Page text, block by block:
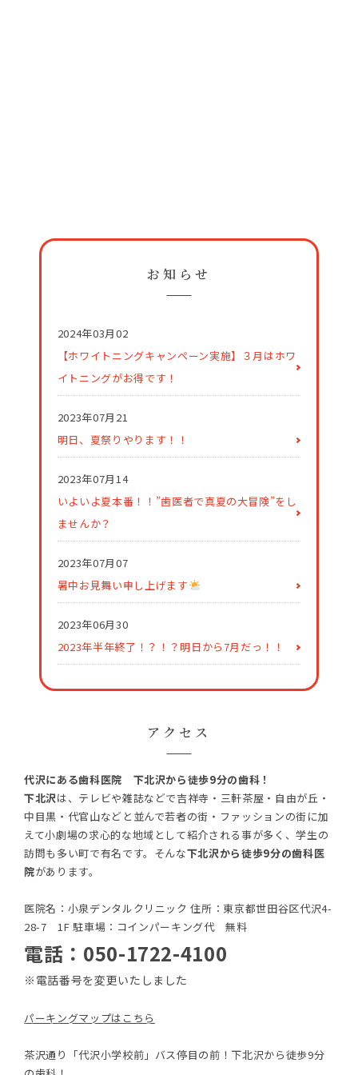
お知らせ
2024年03月02
【ホワイトニングキャンペーン実施】３月はホワ
イトニングがお得です！
2023年07月21
明日、夏祭りやります！！
2023年07月14
いよいよ夏本番！！”歯医者で真夏の大冒険”をし
ませんか？
2023年07月07
暑中お見舞い申し上げます
2023年06月30
2023年半年終了！？！？明日から7月だっ！！
アクセス
代沢にある歯科医院 下北沢から徒歩9分の歯科！
下北沢は、テレビや雑誌などで吉祥寺・三軒茶屋・自由が丘・
中目黒・代官山などと並んで若者の街・ファッションの街に加
えて小劇場の求心的な地域として紹介される事が多く、学生の
訪問も多い町で有名です。そんな下北沢から徒歩9分の歯科医
院があります。
医院名：小泉デンタルクリニック 住所：東京都世田谷区代沢4-
28-7 1F 駐車場：コインパーキング代 無料
電話：050-1722-4100
※電話番号を変更いたしました
パーキングマップはこちら
茶沢通り「代沢小学校前」バス停目の前！下北沢から徒歩9分